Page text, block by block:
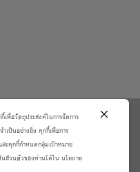
ละการรับประกันสินค้า
เพื่อวัตถุประสงค์ในการจัดการ
เป็นอย่างยิ่ง คุกกี้เพื่อการ
ละคุกกี้กำหนดกลุ่มเป้าหมาย
นส่วนตัวของท่านได้ใน นโยบาย